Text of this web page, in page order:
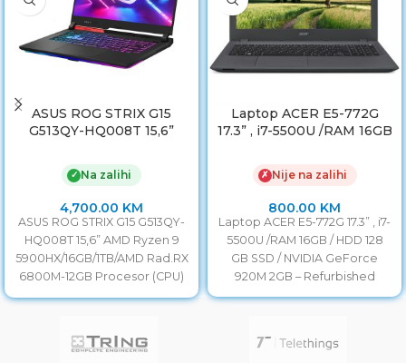
ASUS ROG STRIX G15
G513QY-HQ008T 15,6”
5900HX/16GB/1TB/AMD
Rad.RX 6800M-12GB
✓ Na zalihi
4,700.00 KM
ASUS ROG STRIX G15 G513QY-
HQ008T 15,6” AMD Ryzen 9
5900HX/16GB/1TB/AMD Rad.RX
6800M-12GB Procesor (CPU)
AMD Ryzen 5000 / Octa-Core
Laptop ACER E5-772G
17.3” , i7-5500U /RAM 16GB
NVIDIA GeForce 920M
2GB
✗ Nije na zalihi
800.00 KM
Laptop ACER E5-772G 17.3” , i7-
5500U /RAM 16GB / HDD 128
GB SSD / NVIDIA GeForce
920M 2GB – Refurbished